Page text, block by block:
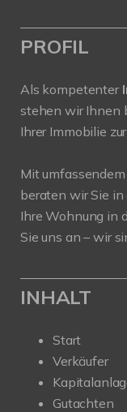
PROFIL
Als kompetenter
stehen wir Ihnen
Ihrer Immobilie
Mit
beraten wir Sie in
Ihre Wohnung in
Sie uns an – wir
INHALT
Start
Verkäufer
Gutachten